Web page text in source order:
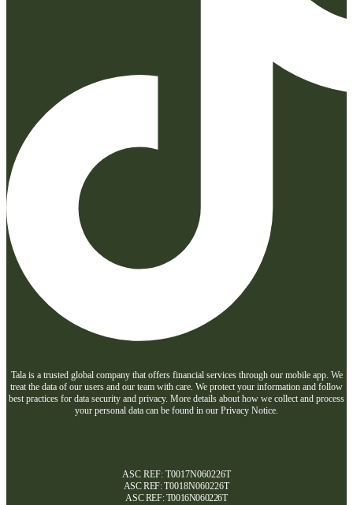
Tala is a trusted global company that offers financial services through our mobile app. We
treat the data of our users and our team with care. We protect your information and follow
best practices for data security and privacy. More details about how we collect and process
your personal data can be found in our Privacy Notice.
ASC REF: T0017N060226T
ASC REF:T0018N060226T
ASC REF:T0016N060226T